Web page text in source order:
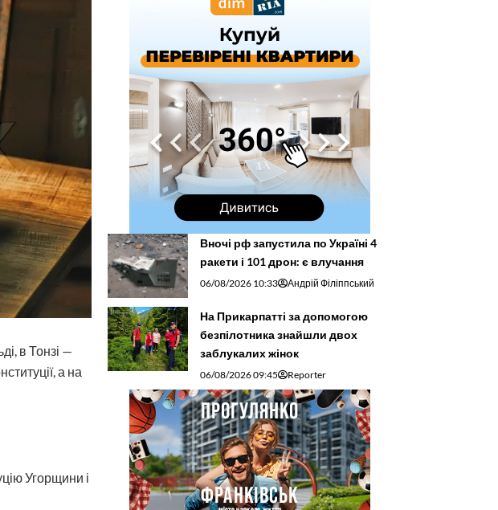
в Тонзі —
а на
Угорщини і
Вночі рф запустила по Україні 4
ракети і 101 дрон: є влучання
06/08/2026 10:33 Андрій Філіппський
На Прикарпатті за допомогою
безпілотника знайшли двох
заблукалих жінок
06/08/2026 09:45 Reporter